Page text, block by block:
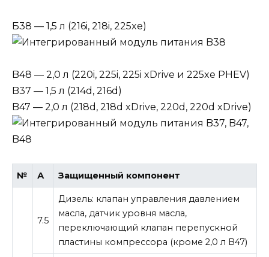
Б38 — 1,5 л (216i, 218i, 225xe)
B48 — 2,0 л (220i, 225i, 225i xDrive и 225xe PHEV)
B37 — 1,5 л (214d, 216d)
B47 — 2,0 л (218d, 218d xDrive, 220d, 220d xDrive)
№ А Защищенный компонент
7.5
Дизель: клапан управления давлением
масла, датчик уровня масла,
переключающий клапан перепускной
пластины компрессора (кроме 2,0 л B47)